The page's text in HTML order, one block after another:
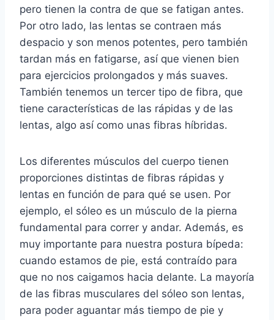
pero tienen la contra de que se fatigan antes.
Por otro lado, las lentas se contraen más
despacio y son menos potentes, pero también
tardan más en fatigarse, así que vienen bien
para ejercicios prolongados y más suaves.
También tenemos un tercer tipo de fibra, que
tiene características de las rápidas y de las
lentas, algo así como unas fibras híbridas.
Los diferentes músculos del cuerpo tienen
proporciones distintas de fibras rápidas y
lentas en función de para qué se usen. Por
ejemplo, el sóleo es un músculo de la pierna
fundamental para correr y andar. Además, es
muy importante para nuestra postura bípeda:
cuando estamos de pie, está contraído para
que no nos caigamos hacia delante. La mayoría
de las fibras musculares del sóleo son lentas,
para poder aguantar más tiempo de pie y